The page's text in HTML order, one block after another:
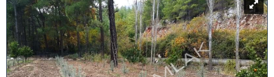
YAZLIK
VITRIN İLANLAR